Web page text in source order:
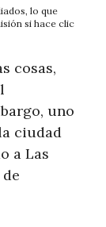
lo que
si hace clic
cosas,
uno
ciudad
a Las